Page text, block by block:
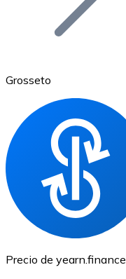
Ethereum
ETH
Grosseto
Precio de yearn.finance